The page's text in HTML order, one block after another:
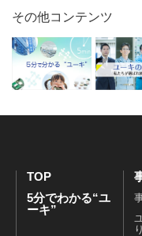
その他コンテンツ
TOP
5分でわかる“ユ
ーキ”
り